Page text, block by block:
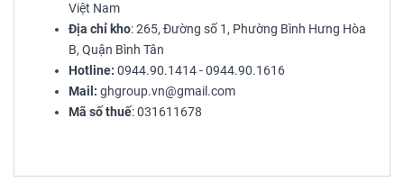
Việt Nam
Địa chỉ kho: 265, Đường số 1, Phường Bình Hưng Hòa
B, Quận Bình Tân
Hotline: 0944.90.1414 - 0944.90.1616
Mail: ghgroup.vn@gmail.com
Mã số thuế: 031611678